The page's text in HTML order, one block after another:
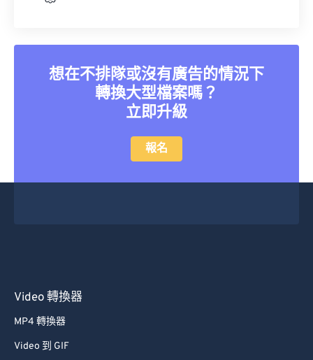
想在不排隊或沒有廣告的情況下
轉換大型檔案嗎？
立即升級
報名
Video 轉換器
MP4 轉換器
Video 到 GIF